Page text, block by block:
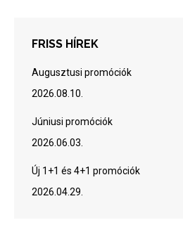
FRISS HÍREK
Augusztusi promóciók
2026.08.10.
Júniusi promóciók
2026.06.03.
Új 1+1 és 4+1 promóciók
2026.04.29.